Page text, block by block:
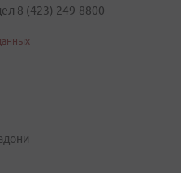
8 (423) 249-8800